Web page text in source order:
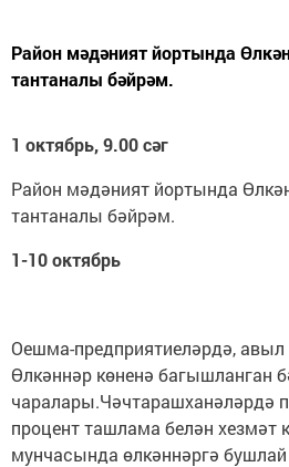
Район мәдәният йортында
тантаналы бәйрәм.
1 октябрь, 9.00 сәг
Район мәдәният йортында
тантаналы бәйрәм.
1-10 октябрь
Оешма-предприятиеләрдә, авыл
Өлкәннәр көненә багышланган
чаралары.Чәчтарашханәләрдә
процент ташлама белән хезмәт
мунчасында өлкәннәргә бушлай